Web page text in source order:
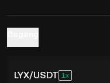
LYX/USDT 1